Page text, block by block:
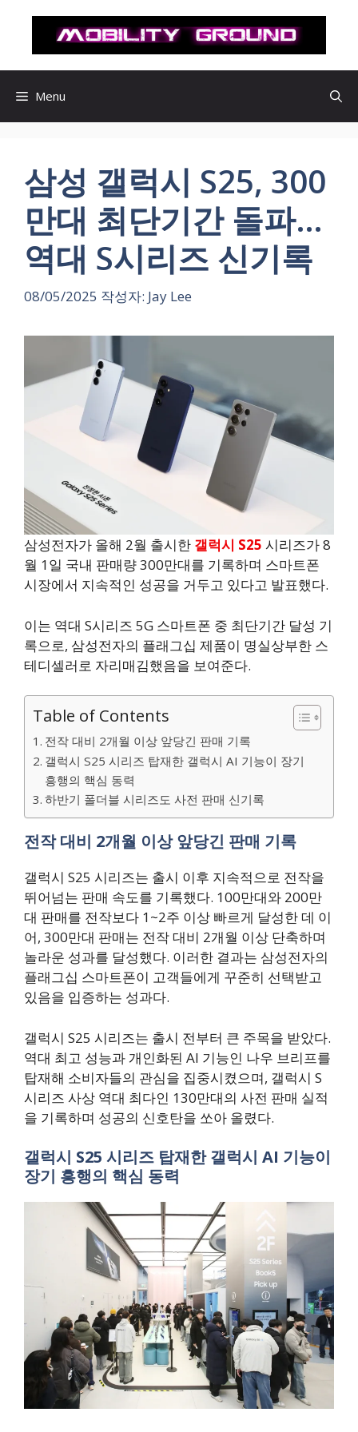
로
Menu
삼성 갤럭시 S25, 300
만대 최단기간 돌파…
역대 S시리즈 신기록
08/05/2025 작성자: Jay Lee
삼성전자가 올해 2월 출시한 갤럭시 S25 시리즈가 8
월 1일 국내 판매량 300만대를 기록하며 스마트폰
시장에서 지속적인 성공을 거두고 있다고 발표했다.
이는 역대 S시리즈 5G 스마트폰 중 최단기간 달성 기
록으로, 삼성전자의 플래그십 제품이 명실상부한 스
테디셀러로 자리매김했음을 보여준다.
Table of Contents
전작 대비 2개월 이상 앞당긴 판매 기록
갤럭시 S25 시리즈 탑재한 갤럭시 AI 기능이 장기
흥행의 핵심 동력
하반기 폴더블 시리즈도 사전 판매 신기록
전작 대비 2개월 이상 앞당긴 판매 기록
갤럭시 S25 시리즈는 출시 이후 지속적으로 전작을
뛰어넘는 판매 속도를 기록했다. 100만대와 200만
대 판매를 전작보다 1~2주 이상 빠르게 달성한 데 이
어, 300만대 판매는 전작 대비 2개월 이상 단축하며
놀라운 성과를 달성했다. 이러한 결과는 삼성전자의
플래그십 스마트폰이 고객들에게 꾸준히 선택받고
있음을 입증하는 성과다.
갤럭시 S25 시리즈는 출시 전부터 큰 주목을 받았다.
역대 최고 성능과 개인화된 AI 기능인 나우 브리프를
탑재해 소비자들의 관심을 집중시켰으며, 갤럭시 S
시리즈 사상 역대 최다인 130만대의 사전 판매 실적
을 기록하며 성공의 신호탄을 쏘아 올렸다.
갤럭시 S25 시리즈 탑재한 갤럭시 AI 기능이
장기 흥행의 핵심 동력